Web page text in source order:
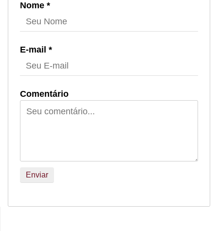
Nome *
E-mail *
Comentário